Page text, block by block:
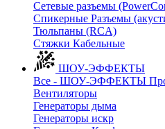
Сетевые разъемы
Спикерные Разъемы
Тюльпаны (RCA)
Стяжки Кабельные
ШОУ-ЭФФЕКТЫ
Все - ШОУ-ЭФФЕКТЫ
Вентиляторы
Генераторы дыма
Генераторы искр